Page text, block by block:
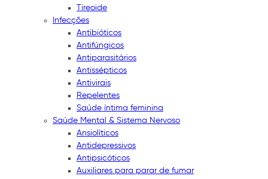
Tireoide
Infecções
Antibióticos
Antifúngicos
Antiparasitários
Antissépticos
Antivirais
Repelentes
Saúde íntima feminina
Saúde Mental & Sistema Nervoso
Ansiolíticos
Antidepressivos
Antipsicóticos
Auxiliares para parar de fumar